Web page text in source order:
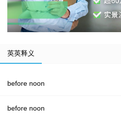
英英释义
before noon
before noon